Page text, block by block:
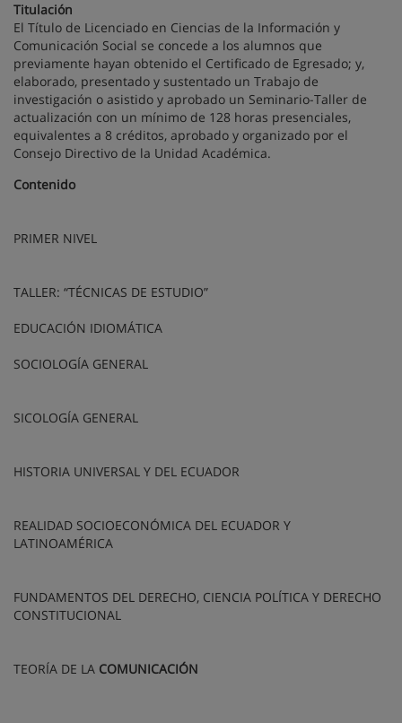
Titulación
El Título de Licenciado en Ciencias de la Información y
Comunicación Social se concede a los alumnos que
previamente hayan obtenido el Certificado de Egresado; y,
elaborado, presentado y sustentado un Trabajo de
investigación o asistido y aprobado un Seminario-Taller de
actualización con un mínimo de 128 horas presenciales,
equivalentes a 8 créditos, aprobado y organizado por el
Consejo Directivo de la Unidad Académica.
Contenido
PRIMER NIVEL
TALLER: “TÉCNICAS DE ESTUDIO”
EDUCACIÓN IDIOMÁTICA
SOCIOLOGÍA GENERAL
SICOLOGÍA GENERAL
HISTORIA UNIVERSAL Y DEL ECUADOR
REALIDAD SOCIOECONÓMICA DEL ECUADOR Y
LATINOAMÉRICA
FUNDAMENTOS DEL DERECHO, CIENCIA POLÍTICA Y DERECHO
CONSTITUCIONAL
TEORÍA DE LA COMUNICACIÓN